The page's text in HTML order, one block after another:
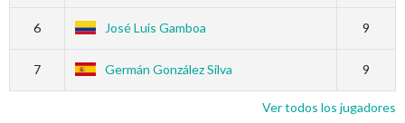
6 José Luis Gamboa 9
7 Germán González Silva 9
Ver todos los jugadores